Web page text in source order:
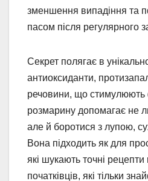
зменшення випадіння та
пасом після регулярного
Секрет полягає в
антиоксиданти,
речовини, що стимулюють
розмарину допомагає не
але й боротися з лупою,
Вона підходить як для
які шукають точні рецепти
початківців, які тільки